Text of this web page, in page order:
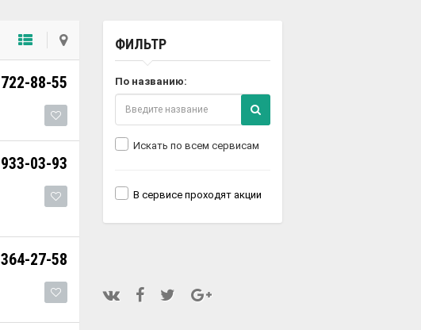
722-88-55
933-03-93
364-27-58
ФИЛЬТР
По названию:
Искать по всем сервисам
В сервисе проходят акции